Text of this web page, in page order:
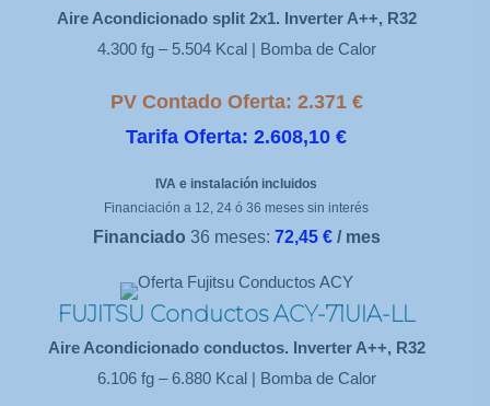
Aire Acondicionado split 2x1. Inverter A++, R32
4.300 fg – 5.504 Kcal | Bomba de Calor
PV Contado Oferta: 2.371 €
Tarifa Oferta: 2.608,10 €
IVA e instalación incluidos
Financiación a 12, 24 ó 36 meses sin interés
Financiado 36 meses: 72,45 €/ mes
FUJITSU Conductos ACY-71UIA-LL
Aire Acondicionado conductos. Inverter A++, R32
6.106 fg – 6.880 Kcal | Bomba de Calor